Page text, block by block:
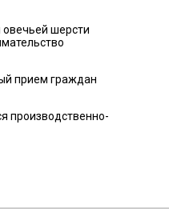
овечьей шерсти
прием граждан
производственно-